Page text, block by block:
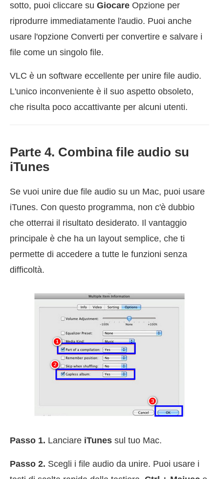
sotto, puoi cliccare su Giocare Opzione per
riprodurre immediatamente l'audio. Puoi anche
usare l'opzione Converti per convertire e salvare i
file come un singolo file.
VLC è un software eccellente per unire file audio.
L'unico inconveniente è il suo aspetto obsoleto,
che risulta poco accattivante per alcuni utenti.
Parte 4. Combina file audio su
iTunes
Se vuoi unire due file audio su un Mac, puoi usare
iTunes. Con questo programma, non c'è dubbio
che otterrai il risultato desiderato. Il vantaggio
principale è che ha un layout semplice, che ti
permette di accedere a tutte le funzioni senza
difficoltà.
Passo 1. Lanciare iTunes sul tuo Mac.
Passo 2. Scegli i file audio da unire. Puoi usare i